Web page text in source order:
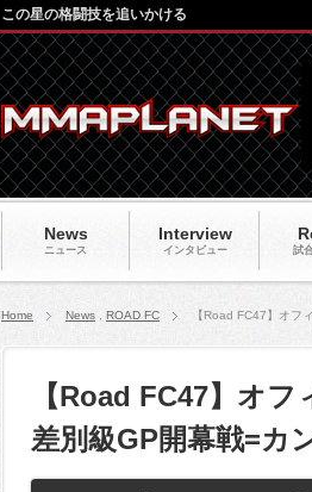
News
ニュース
Interview
インタビュー 試
この星の格闘技を追いかける
Home News ROAD FC 【Road FC47】オフ
【Road FC47】オ
差別級GP開幕戦=カ